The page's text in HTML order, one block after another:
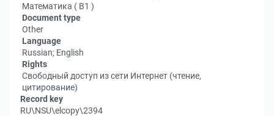
Математика ( В1 )
Document type
Other
Language
Russian; English
Rights
Свободный доступ из сети Интернет (чтение,
цитирование)
Record key
RU\NSU\elcopy\2394